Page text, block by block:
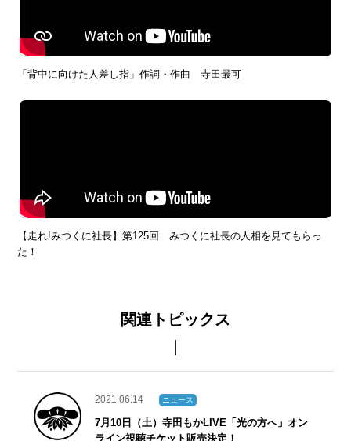
「背中に向けた人差し指」作詞・作曲 寺田最可
【走れ!みつくに社長】第125回 みつくに社長の人相を見てもらっ
た！
関連トピックス
2021.06.14 ニュース
7月10日（土）寺田もかLIVE「光の方へ」オン
ライン視聴チケット販売決定！